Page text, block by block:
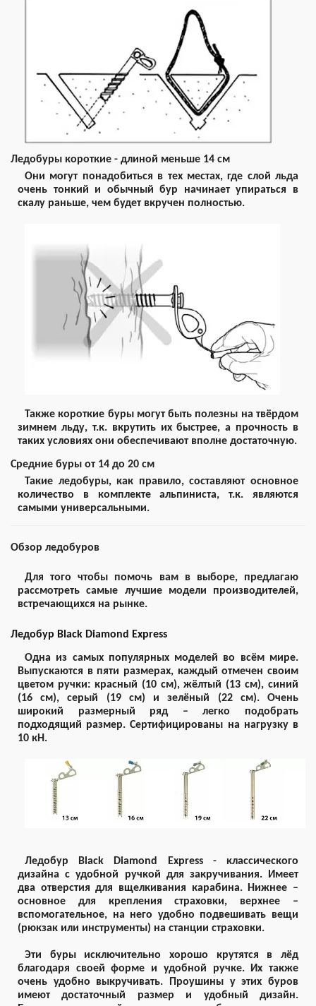
Ледобуры короткие - длиной меньше 14 см
Они могут понадобиться в тех местах, где слой льда
очень тонкий и обычный бур начинает упираться в
скалу раньше, чем будет вкручен полностью.
Также короткие буры могут быть полезны на твёрдом
зимнем льду, т.к. вкрутить их быстрее, а прочность в
таких условиях они обеспечивают вполне достаточную.
Средние буры от 14 до 20 см
Такие ледобуры, как правило, составляют основное
количество в комплекте альпиниста, т.к. являются
самыми универсальными.
Обзор ледобуров
Для того чтобы помочь вам в выборе, предлагаю
рассмотреть самые лучшие модели производителей,
встречающихся на рынке.
Ледобур Black Diamond Express
Одна из самых популярных моделей во всём мире.
Выпускаются в пяти размерах, каждый отмечен своим
цветом ручки: красный (10 см), жёлтый (13 см), синий
(16 см), серый (19 см) и зелёный (22 см). Очень
широкий размерный ряд – легко подобрать
подходящий размер. Сертифицированы на нагрузку в
10 кН.
Ледобур Black Diamond Express - классического
дизайна с удобной ручкой для закручивания. Имеет
два отверстия для вщелкивания карабина. Нижнее –
основное для крепления страховки, верхнее –
вспомогательное, на него удобно подвешивать вещи
(рюкзак или инструменты) на станции страховки.
Эти буры исключительно хорошо крутятся в лёд
благодаря своей форме и удобной ручке. Их также
очень удобно выкручивать. Проушины у этих буров
имеют достаточный размер и удобный дизайн.